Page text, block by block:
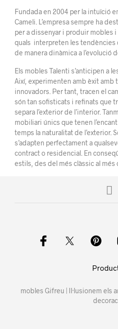
Fundada en 2004 per la intuïció
Cameli. L’empresa sempre ha
per a dissenyar i produir mobles i
quals interpreten les tendències
de manera dinàmica a l’evolució
Els mobles Talenti s’anticipen a
Així, experimenten amb èxit amb
innovadors. Per tant, tracen el
són tan sofisticats i refinats que
separa l’exterior de l’interior.
mobiliari únics que tenen
temps la naturalitat de l’exterior.
s’adapten perfectament a
contract o residencial. En
estils, des del més clàssic al més
mobles Gifreu | Il·lusionem els